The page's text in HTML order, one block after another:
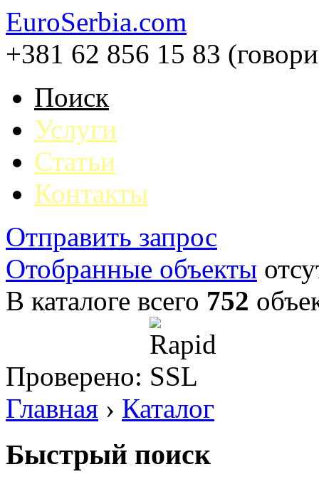
EuroSerbia.com
+381 62 856 15 83
Поиск
Услуги
Статьи
Контакты
Отправить запрос
Отобранные объекты
В каталоге всего 752
Проверено:
Главная › Каталог
Быстрый поиск